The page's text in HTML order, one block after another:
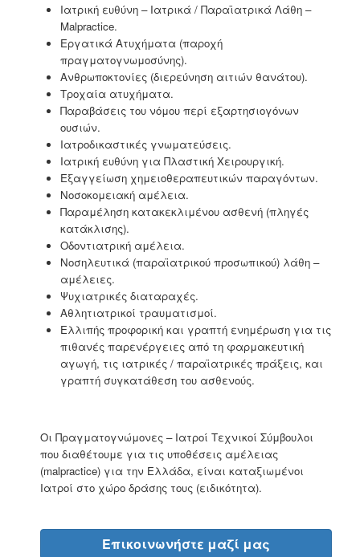
Ιατρική ευθύνη – Ιατρικά / Παραϊατρικά Λάθη –
Malpractice.
Εργατικά Ατυχήματα (παροχή
πραγματογνωμοσύνης).
Ανθρωποκτονίες (διερεύνηση αιτιών θανάτου).
Τροχαία ατυχήματα.
Παραβάσεις του νόμου περί εξαρτησιογόνων
ουσιών.
Ιατροδικαστικές γνωματεύσεις.
Ιατρική ευθύνη για Πλαστική Χειρουργική.
Εξαγγείωση χημειοθεραπευτικών παραγόντων.
Νοσοκομειακή αμέλεια.
Παραμέληση κατακεκλιμένου ασθενή (πληγές
κατάκλισης).
Οδοντιατρική αμέλεια.
Νοσηλευτικά (παραϊατρικού προσωπικού) λάθη –
αμέλειες.
Ψυχιατρικές διαταραχές.
Αθλητιατρικοί τραυματισμοί.
Ελλιπής προφορική και γραπτή ενημέρωση για τις
πιθανές παρενέργειες από τη φαρμακευτική
αγωγή, τις ιατρικές / παραϊατρικές πράξεις, και
γραπτή συγκατάθεση του ασθενούς.
Οι Πραγματογνώμονες – Ιατροί Τεχνικοί Σύμβουλοι
που διαθέτουμε για τις υποθέσεις αμέλειας
(malpractice) για την Ελλάδα, είναι καταξιωμένοι
Ιατροί στο χώρο δράσης τους (ειδικότητα).
Επικοινωνήστε μαζί μας